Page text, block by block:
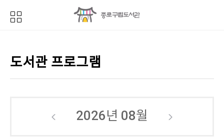
도서관 프로그램
2026년 08월